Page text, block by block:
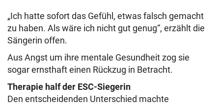
„Ich hatte sofort das Gefühl, etwas falsch gemacht
zu haben. Als wäre ich nicht gut genug“, erzählt die
Sängerin offen.
Aus Angst um ihre mentale Gesundheit zog sie
sogar ernsthaft einen Rückzug in Betracht.
Therapie half der ESC-Siegerin
Den entscheidenden Unterschied machte